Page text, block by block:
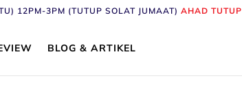
12PM-3PM (TUTUP SOLAT JUMAAT)AHAD TUTUP
BLOG & ARTIKEL